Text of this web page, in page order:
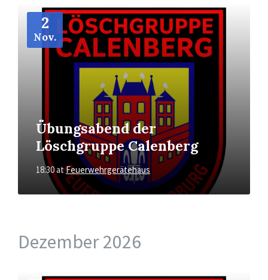
2
Nov.
Übungsabend der
Löschgruppe Calenberg
18:30atFeuerwehrgerätehaus
Dezember 2026